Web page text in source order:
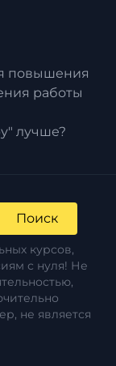
повышения
работы
лучше?
Поиск
курсов,
с нуля! Не
не является